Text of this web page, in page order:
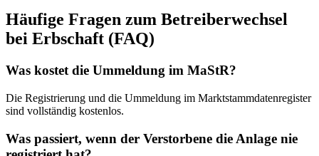
Häufige Fragen zum Betreiberwechsel
bei Erbschaft (FAQ)
Was kostet die Ummeldung im MaStR?
Die Registrierung und die Ummeldung im Marktstammdatenregister
sind vollständig kostenlos.
Was passiert, wenn der Verstorbene die Anlage nie